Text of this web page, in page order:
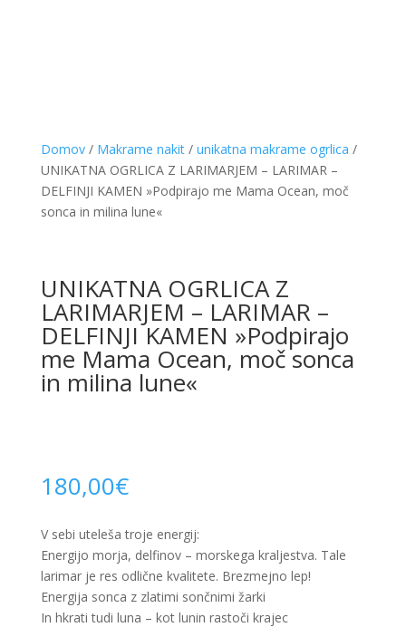
Domov/ Makrame nakit/ unikatna makrame ogrlica /
UNIKATNA OGRLICA Z LARIMARJEM – LARIMAR –
DELFINJI KAMEN »Podpirajo me Mama Ocean, moč
sonca in milina lune«
UNIKATNA OGRLICA Z
LARIMARJEM – LARIMAR –
DELFINJI KAMEN »Podpirajo
me Mama Ocean, moč sonca
in milina lune«
180,00€
V sebi uteleša troje energij:
Energijo morja, delfinov – morskega kraljestva. Tale
larimar je res odlične kvalitete. Brezmejno lep!
Energija sonca z zlatimi sončnimi žarki
In hkrati tudi luna – kot lunin rastoči krajec